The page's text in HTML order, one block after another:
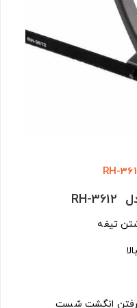
تیغه
انگشت شست